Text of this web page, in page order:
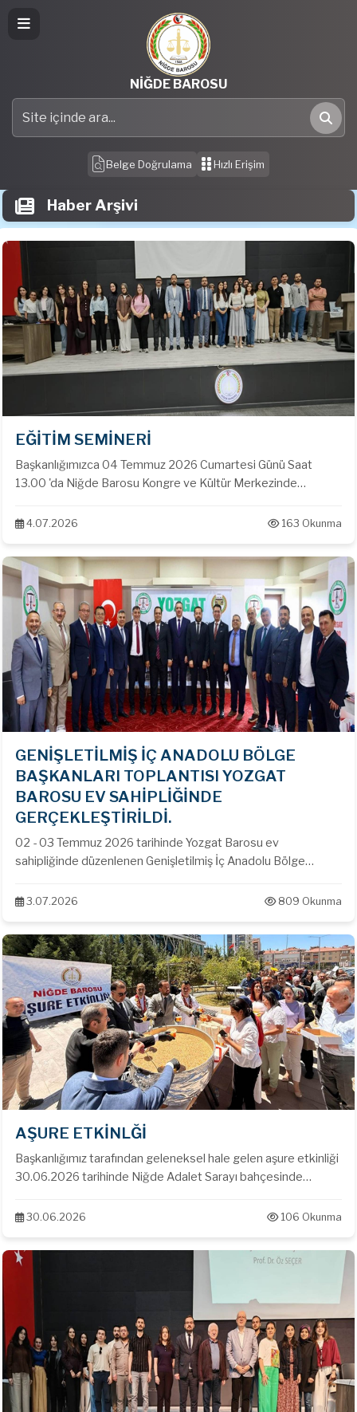
NİĞDE BAROSU
Site içinde ara
Ara
Belge Doğrulama Hızlı Erişim
Haber Arşivi
EĞİTİM SEMİNERİ
Başkanlığımızca 04 Temmuz 2026 Cumartesi Günü Saat
13.00 'da Niğde Barosu Kongre ve Kültür Merkezinde
ATALAY ve Sivas Cumhuriyet Üniversitesi Öğretim Üyesi Prof.
seminer gerçekleştirilmiştir.
4.07.2026 163 Okunma
GENİŞLETİLMİŞ İÇ ANADOLU BÖLGE
BAŞKANLARI TOPLANTISI YOZGAT
BAROSU EV SAHİPLİĞİNDE
GERÇEKLEŞTİRİLDİ.
02 - 03 Temmuz 2026 tarihinde Yozgat Barosu ev
sahipliğinde düzenlenen Genişletilmiş İç Anadolu Bölge
Alper ÖZTÜRK katılarak meslek sorunları, çözüm önerileri ve
3.07.2026 809 Okunma
AŞURE ETKİNLĞİ
Başkanlığımız tarafından geleneksel hale gelen aşure etkinliği
30.06.2026 tarihinde Niğde Adalet Sarayı bahçesinde
30.06.2026 106 Okunma